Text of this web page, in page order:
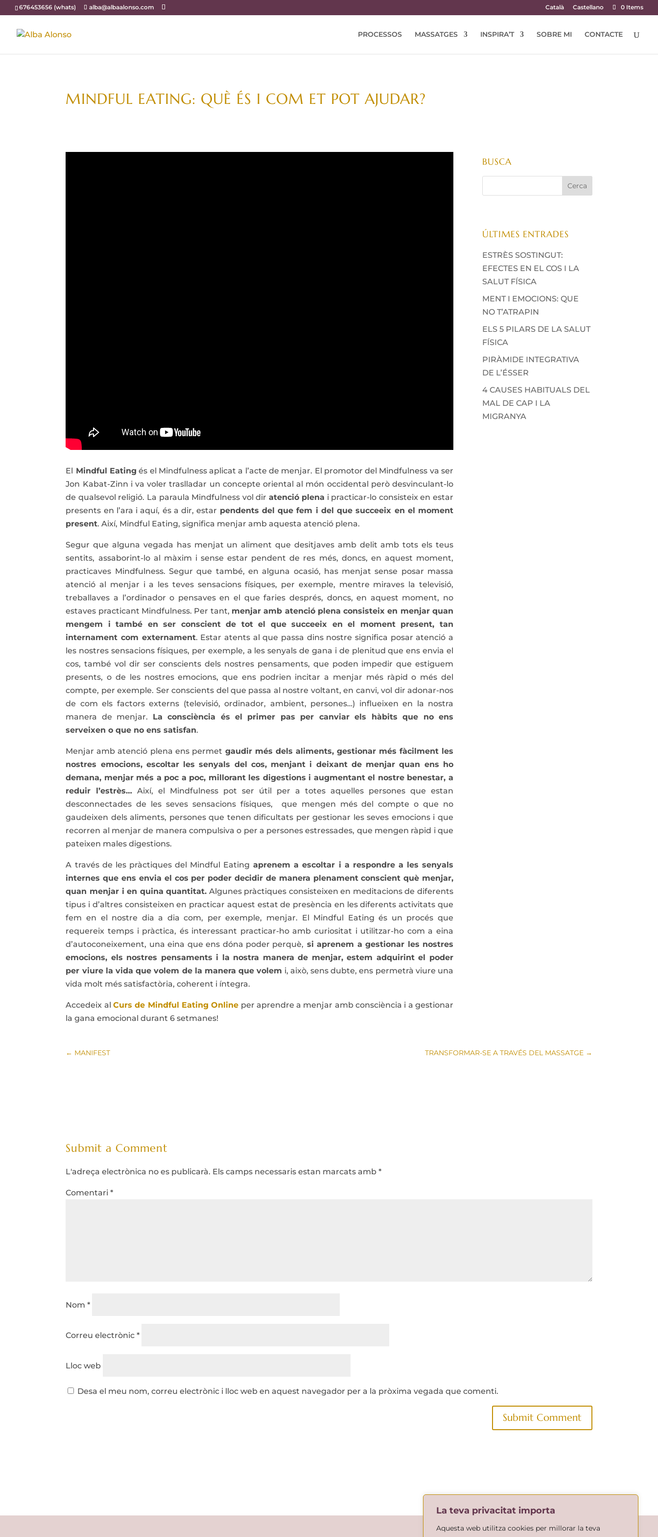
La teva privacitat importa
Aquesta web utilitza cookies per millorar la teva
676453656 (whats) alba@albaalonso.com Català Castellano 0 Items
PROCESSOS MASSATGES INSPIRA’T SOBRE MI CONTACTE
MINDFUL EATING: QUÈ ÉS I COM ET POT AJUDAR?
El Mindful Eating és el Mindfulness aplicat a l’acte de menjar. El promotor del Mindfulness va ser
Jon Kabat-Zinn i va voler traslladar un concepte oriental al món occidental però desvinculant-lo
de qualsevol religió. La paraula Mindfulness vol dir atenció plena i practicar-lo consisteix en estar
presents en l’ara i aquí, és a dir, estar pendents del que fem i del que succeeix en el moment
present. Així, Mindful Eating, significa menjar amb aquesta atenció plena.
Segur que alguna vegada has menjat un aliment que desitjaves amb delit amb tots els teus
sentits, assaborint-lo al màxim i sense estar pendent de res més, doncs, en aquest moment,
practicaves Mindfulness. Segur que també, en alguna ocasió, has menjat sense posar massa
atenció al menjar i a les teves sensacions físiques, per exemple, mentre miraves la televisió,
treballaves a l’ordinador o pensaves en el que faries després, doncs, en aquest moment, no
estaves practicant Mindfulness. Per tant, menjar amb atenció plena consisteix en menjar quan
mengem i també en ser conscient de tot el que succeeix en el moment present, tan
internament com externament. Estar atents al que passa dins nostre significa posar atenció a
les nostres sensacions físiques, per exemple, a les senyals de gana i de plenitud que ens envia el
cos, també vol dir ser conscients dels nostres pensaments, que poden impedir que estiguem
presents, o de les nostres emocions, que ens podrien incitar a menjar més ràpid o més del
compte, per exemple. Ser conscients del que passa al nostre voltant, en canvi, vol dir adonar-nos
de com els factors externs (televisió, ordinador, ambient, persones…) influeixen en la nostra
manera de menjar. La consciència és el primer pas per canviar els hàbits que no ens
serveixen o que no ens satisfan.
Menjar amb atenció plena ens permet gaudir més dels aliments, gestionar més fàcilment les
nostres emocions, escoltar les senyals del cos, menjant i deixant de menjar quan ens ho
demana, menjar més a poc a poc, millorant les digestions i augmentant el nostre benestar, a
reduir l’estrès… Així, el Mindfulness pot ser útil per a totes aquelles persones que estan
desconnectades de les seves sensacions físiques, que mengen més del compte o que no
gaudeixen dels aliments, persones que tenen dificultats per gestionar les seves emocions i que
recorren al menjar de manera compulsiva o per a persones estressades, que mengen ràpid i que
pateixen males digestions.
A través de les pràctiques del Mindful Eating aprenem a escoltar i a respondre a les senyals
internes que ens envia el cos per poder decidir de manera plenament conscient què menjar,
quan menjar i en quina quantitat. Algunes pràctiques consisteixen en meditacions de diferents
tipus i d’altres consisteixen en practicar aquest estat de presència en les diferents activitats que
fem en el nostre dia a dia com, per exemple, menjar. El Mindful Eating és un procés que
requereix temps i pràctica, és interessant practicar-ho amb curiositat i utilitzar-ho com a eina
d’autoconeixement, una eina que ens dóna poder perquè, si aprenem a gestionar les nostres
emocions, els nostres pensaments i la nostra manera de menjar, estem adquirint el poder
per viure la vida que volem de la manera que volem i, això, sens dubte, ens permetrà viure una
vida molt més satisfactòria, coherent i íntegra.
Accedeix alCurs de Mindful Eating Online per aprendre a menjar amb consciència i a gestionar
la gana emocional durant 6 setmanes!
BUSCA
ÚLTIMES ENTRADES
ESTRÈS SOSTINGUT:
EFECTES EN EL COS I LA
SALUT FÍSICA
MENT I EMOCIONS: QUE
NO T’ATRAPIN
ELS 5 PILARS DE LA SALUT
FÍSICA
PIRÀMIDE INTEGRATIVA
DE L’ÉSSER
4 CAUSES HABITUALS DEL
MAL DE CAP I LA
MIGRANYA
← MANIFEST TRANSFORMAR-SE A TRAVÉS DEL MASSATGE→
Submit a Comment
L'adreça electrònica no es publicarà. Els camps necessaris estan marcats amb*
Comentari*
Nom*
Correu electrònic*
Lloc web
Desa el meu nom, correu electrònic i lloc web en aquest navegador per a la pròxima vegada que comenti.